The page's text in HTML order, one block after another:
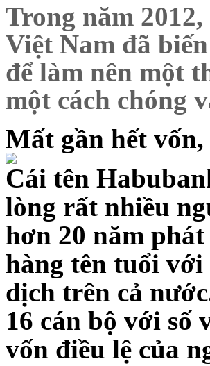
Trong năm
Việt Nam đã
để làm nên một
một cách chóng
Mất gần hết
Cái tên
lòng rất nhiều
hơn 20 năm
hàng tên tuổi
dịch trên cả
16 cán bộ với số
vốn điều lệ của